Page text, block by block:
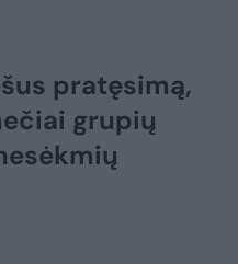
pratęsimą,
grupių